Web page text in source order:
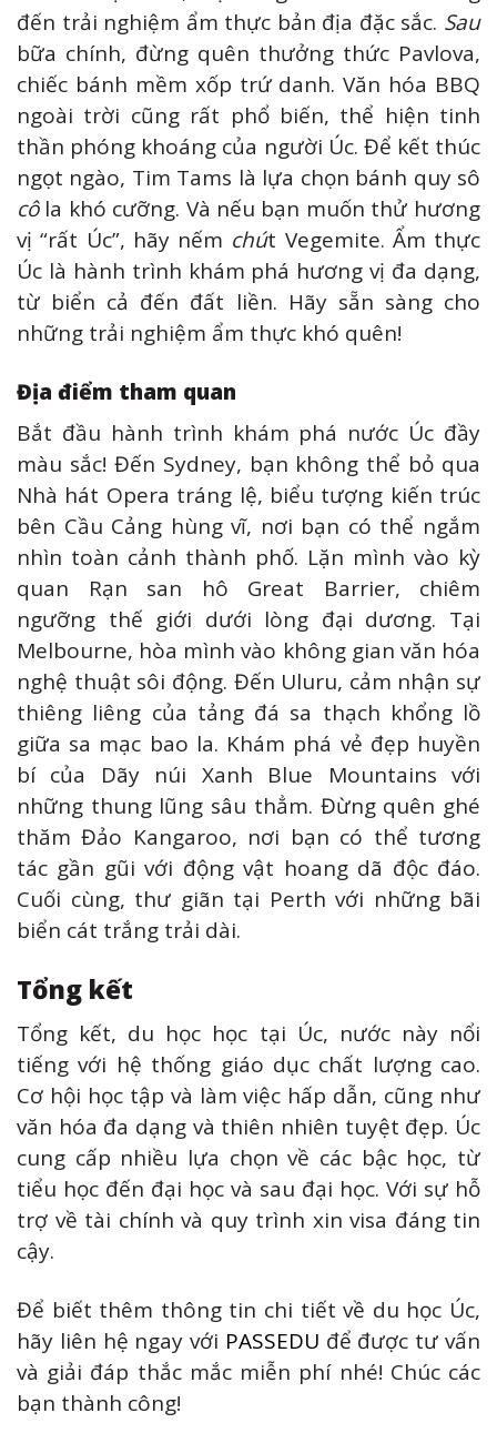
đến trải nghiệm ẩm thực bản địa đặc sắc. Sau
bữa chính, đừng quên thưởng thức Pavlova,
chiếc bánh mềm xốp trứ danh. Văn hóa BBQ
ngoài trời cũng rất phổ biến, thể hiện tinh
thần phóng khoáng của người Úc. Để kết thúc
ngọt ngào, Tim Tams là lựa chọn bánh quy sô
cô la khó cưỡng. Và nếu bạn muốn thử hương
vị “rất Úc”, hãy nếm chút Vegemite. Ẩm thực
Úc là hành trình khám phá hương vị đa dạng,
từ biển cả đến đất liền. Hãy sẵn sàng cho
những trải nghiệm ẩm thực khó quên!
Địa điểm tham quan
Bắt đầu hành trình khám phá nước Úc đầy
màu sắc! Đến Sydney, bạn không thể bỏ qua
Nhà hát Opera tráng lệ, biểu tượng kiến trúc
bên Cầu Cảng hùng vĩ, nơi bạn có thể ngắm
nhìn toàn cảnh thành phố. Lặn mình vào kỳ
quan Rạn san hô Great Barrier, chiêm
ngưỡng thế giới dưới lòng đại dương. Tại
Melbourne, hòa mình vào không gian văn hóa
nghệ thuật sôi động. Đến Uluru, cảm nhận sự
thiêng liêng của tảng đá sa thạch khổng lồ
giữa sa mạc bao la. Khám phá vẻ đẹp huyền
bí của Dãy núi Xanh Blue Mountains với
những thung lũng sâu thẳm. Đừng quên ghé
thăm Đảo Kangaroo, nơi bạn có thể tương
tác gần gũi với động vật hoang dã độc đáo.
Cuối cùng, thư giãn tại Perth với những bãi
biển cát trắng trải dài.
Tổng kết
Tổng kết, du học học tại Úc, nước này nổi
tiếng với hệ thống giáo dục chất lượng cao.
Cơ hội học tập và làm việc hấp dẫn, cũng như
văn hóa đa dạng và thiên nhiên tuyệt đẹp. Úc
cung cấp nhiều lựa chọn về các bậc học, từ
tiểu học đến đại học và sau đại học. Với sự hỗ
trợ về tài chính và quy trình xin visa đáng tin
cậy.
Để biết thêm thông tin chi tiết về du học Úc,
hãy liên hệ ngay với PASSEDU để được tư vấn
và giải đáp thắc mắc miễn phí nhé! Chúc các
bạn thành công!